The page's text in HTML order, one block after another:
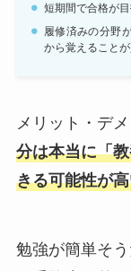
短期間で合格が
履修済みの分野
から覚えること
メリット・デ
分は本当に「
きる可能性が
勉強が簡単そ